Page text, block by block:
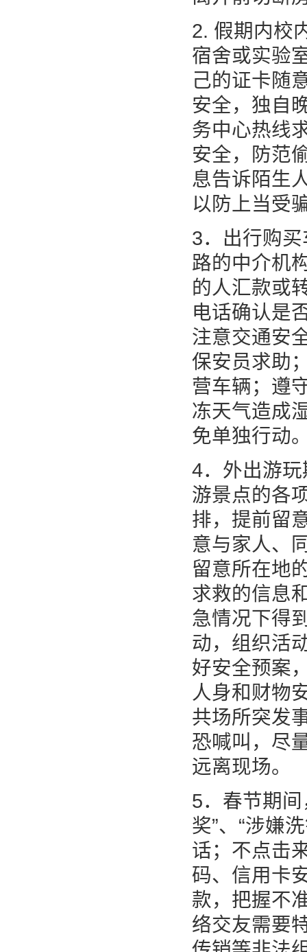
2. 假期内校
宿舍或实验
己的证卡随
安全，独自
务中心热线
安全，防范
息告诉陌生
以防上当受
3．出行购
路的中介机
的人汇款或
电话确认是
注意交通安
保安员求助
营车辆；遵
冻天气造成
免单独行动
4．外出游
游景点的各
排，提前留
意与家人、
留意所在地
求救的信息
急情况下得
动，组织活
好安全预案
人身和财物
共场所突发
恐喊叫，尽
远离现场。
5．春节期间
奖”、“涉嫌
话；不点击
码、信用卡
款，把握不
络交友需要